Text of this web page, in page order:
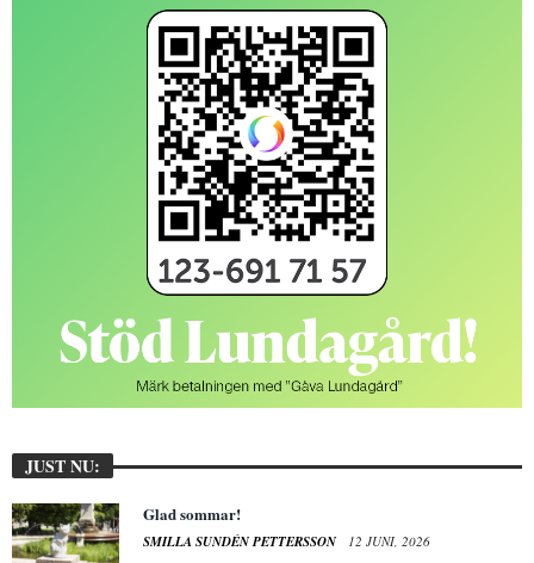
JUST NU:
Glad sommar!
SMILLA SUNDÉN PETTERSSON 12 JUNI, 2026